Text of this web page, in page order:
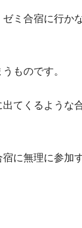
ミ合宿に行か
ものです。
てくるような
に無理に参加